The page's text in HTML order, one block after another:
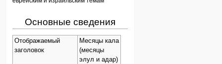
навигации
поиску
Основные сведения
Отображаемый
заголовок
Месяцы кала
(месяцы
элул и адар)